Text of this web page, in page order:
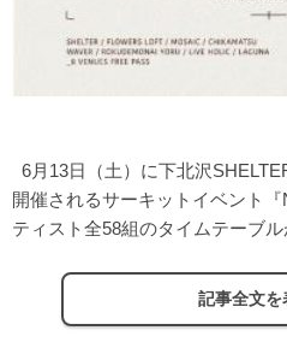
6月13日（土）に下北沢
開催されるサーキットイベント
ティスト全58組のタイムテーブル
記事全文を